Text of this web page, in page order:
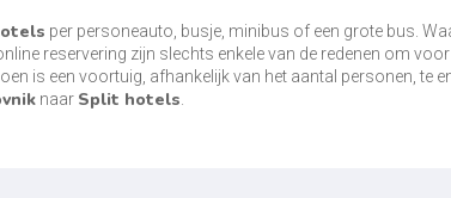
per personeauto, busje, minibus of een grote bus.
reservering zijn slechts enkele van de redenen om
is een voortuig, afhankelijk van het aantal personen, te
naar Split hotels